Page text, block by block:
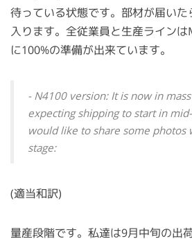
待っている状態です。部材が届いた
入ります。全従業員と生産ライン
に100%の準備が出来ています。
- N4100 version: It is now in
expecting shipping to start in
would like to share some photos
stage:
(適当和訳)
量産段階です。私達は9月中旬の出